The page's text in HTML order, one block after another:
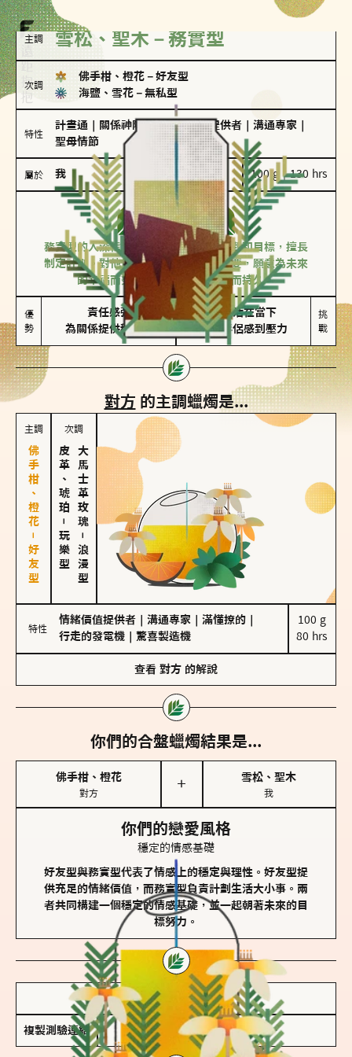
主調 雪松、聖木－務實型
次調
佛手柑、橙花 － 好友型
海鹽、雪花 － 無私型
特性
計畫通 關係神隊友 情緒價值提供者 溝通專家
聖母情節
屬於 我 100 g｜130 hrs
務實型
雪松、聖木
務實型的人深信愛情立基於共同的價值觀和目標，擅長
制定計劃。對他們來說，感情穩定最重要，願意為未來
的幸福而努力，讓愛情變得踏實而持久。
優
勢
責任感強
為關係提供穩定度
較難活在當下
易讓伴侶感到壓力
挑
戰
對方 的主調蠟燭是...
主調
佛手柑、橙花－好友型
次調
皮革、琥珀
－
玩樂型
大馬士革玫瑰
－
浪漫型
特性
情緒價值提供者 溝通專家 滿懂撩的
行走的發電機
驚喜製造機
100 g
80 hrs
查看 對方 的解說
你們的合盤蠟燭結果是...
佛手柑、橙花
對方
＋
雪松、聖木
我
你們的戀愛風格
穩定的情感基礎
好友型與務實型代表了情感上的穩定與理性。好友型提
供充足的情緒價值，而務實型負責計劃生活大小事。兩
者共同構建一個穩定的情感基礎，並一起朝著未來的目
標努力。
儲存我的結果圖
複製測驗連結 查看香氛類型全解析 >>>